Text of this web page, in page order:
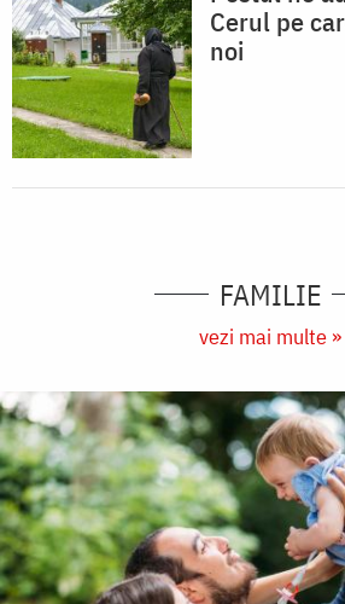
Cerul pe
noi
FAMILIE
vezi mai multe »